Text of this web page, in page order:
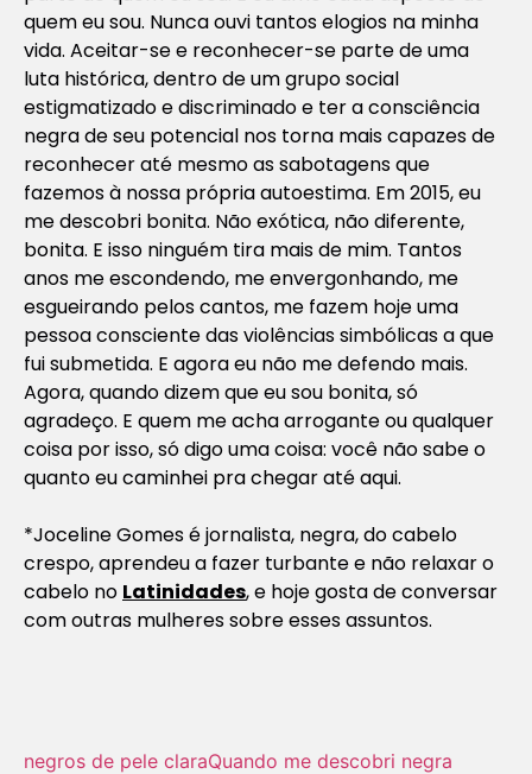
quem eu sou. Nunca ouvi tantos elogios na minha
vida. Aceitar-se e reconhecer-se parte de uma
luta histórica, dentro de um grupo social
estigmatizado e discriminado e ter a consciência
negra de seu potencial nos torna mais capazes de
reconhecer até mesmo as sabotagens que
fazemos à nossa própria autoestima. Em 2015, eu
me descobri bonita. Não exótica, não diferente,
bonita. E isso ninguém tira mais de mim. Tantos
anos me escondendo, me envergonhando, me
esgueirando pelos cantos, me fazem hoje uma
pessoa consciente das violências simbólicas a que
fui submetida. E agora eu não me defendo mais.
Agora, quando dizem que eu sou bonita, só
agradeço. E quem me acha arrogante ou qualquer
coisa por isso, só digo uma coisa: você não sabe o
quanto eu caminhei pra chegar até aqui.
*Joceline Gomes é jornalista, negra, do cabelo
crespo, aprendeu a fazer turbante e não relaxar o
cabelo no Latinidades, e hoje gosta de conversar
com outras mulheres sobre esses assuntos.
negros de pele claraQuando me descobri negra